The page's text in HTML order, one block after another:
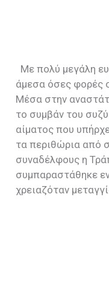
Με πολύ μεγάλη
άμεσα όσες φορές
Μέσα στην
το συμβάν του
αίματος που
τα περιθώρια από
συναδέλφους η
συμπαραστάθηκε
χρειαζόταν